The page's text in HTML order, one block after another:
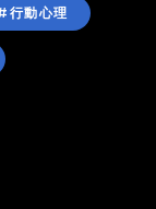
行動心理